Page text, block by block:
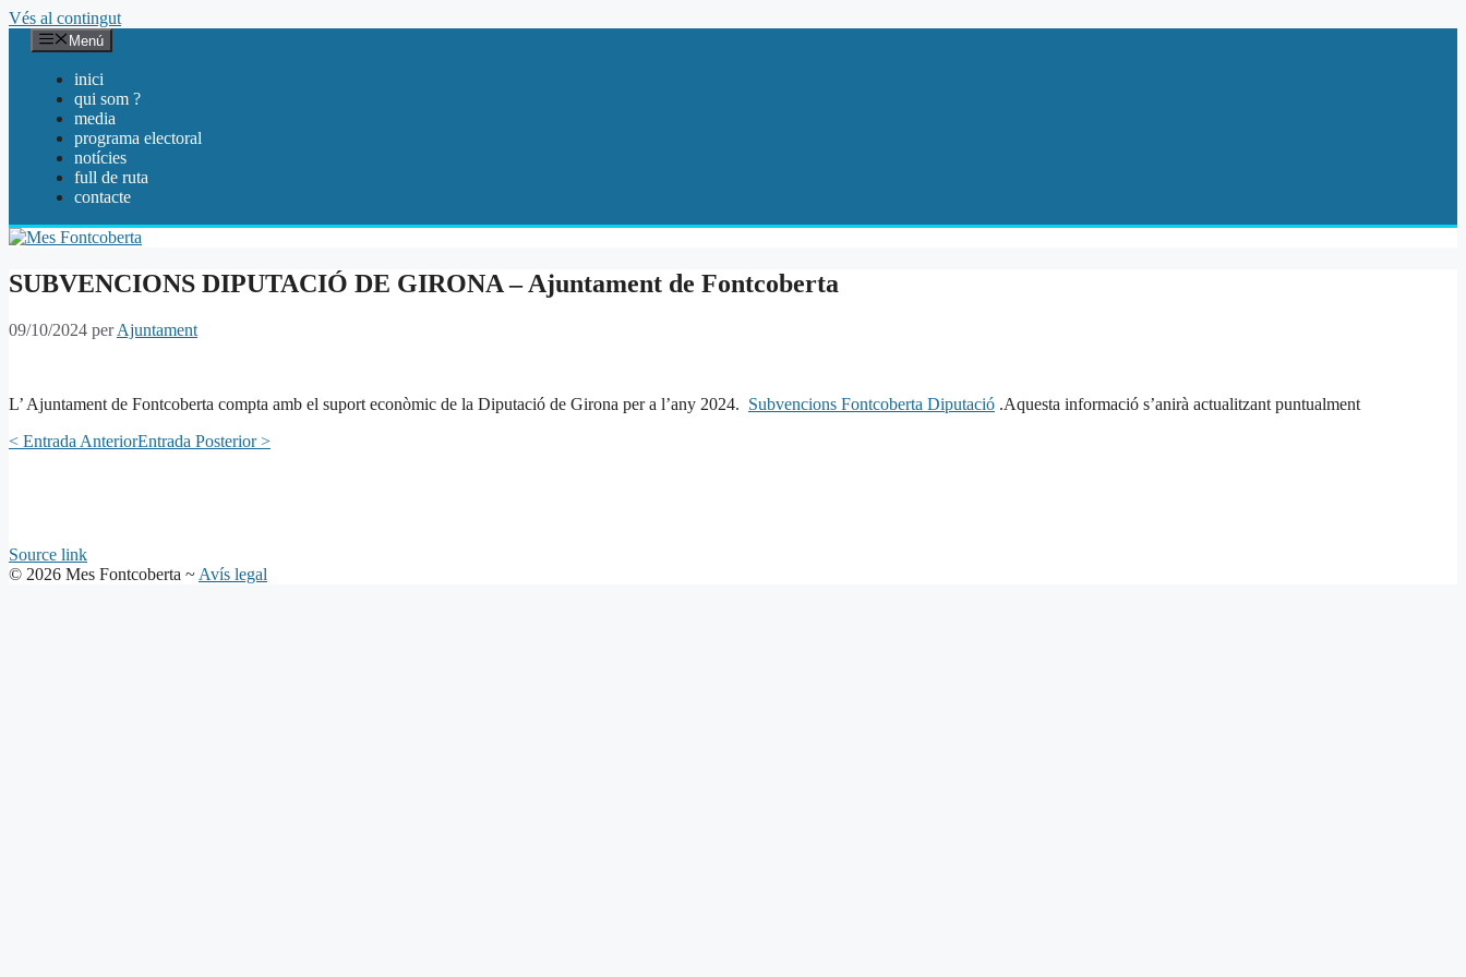
Vés al contingut
Menú
inici
qui som ?
media
programa electoral
notícies
full de ruta
contacte
SUBVENCIONS DIPUTACIÓ DE GIRONA – Ajuntament de Fontcoberta
09/10/2024 perAjuntament
L’ Ajuntament de Fontcoberta compta amb el suport econòmic de la Diputació de Girona per a l’any 2024. Subvencions Fontcoberta Diputació .Aquesta informació s’anirà actualitzant puntualment
< Entrada AnteriorEntrada Posterior >
Source link
© 2026 Mes Fontcoberta ~ Avís legal